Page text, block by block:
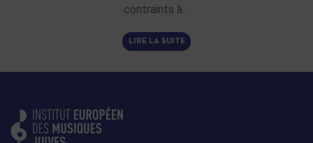
contraints à…
LIRE LA SUITE